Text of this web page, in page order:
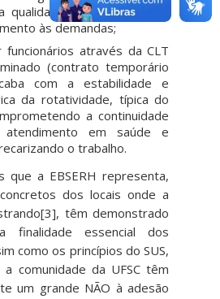
qualidade dos serviços de
às demandas;
através da CLT
(contrato temporário
com a estabilidade e
da rotatividade, típica do
a continuidade
em saúde e
o trabalho.
que a EBSERH representa,
dos locais onde a
têm demonstrado
essencial dos
como os princípios do SUS,
comunidade da UFSC têm
um grande NÃO à adesão